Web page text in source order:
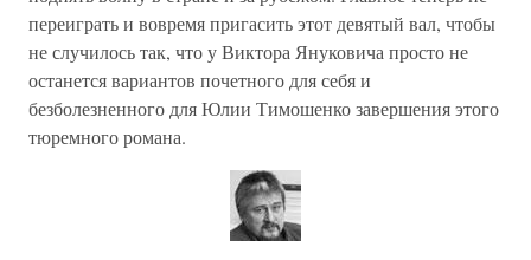
переиграть и вовремя пригасить этот девятый вал, чтобы
не случилось так, что у Виктора Януковича просто не
останется вариантов почетного для себя и
безболезненного для Юлии Тимошенко завершения этого
тюремного романа.